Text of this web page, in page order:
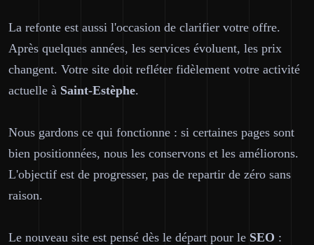
La refonte est aussi l'occasion de clarifier votre offre.
Après quelques années, les services évoluent, les prix
changent. Votre site doit refléter fidèlement votre activité
actuelle à Saint-Estèphe.
Nous gardons ce qui fonctionne : si certaines pages sont
bien positionnées, nous les conservons et les améliorons.
L'objectif est de progresser, pas de repartir de zéro sans
raison.
Le nouveau site est pensé dès le départ pour le SEO :